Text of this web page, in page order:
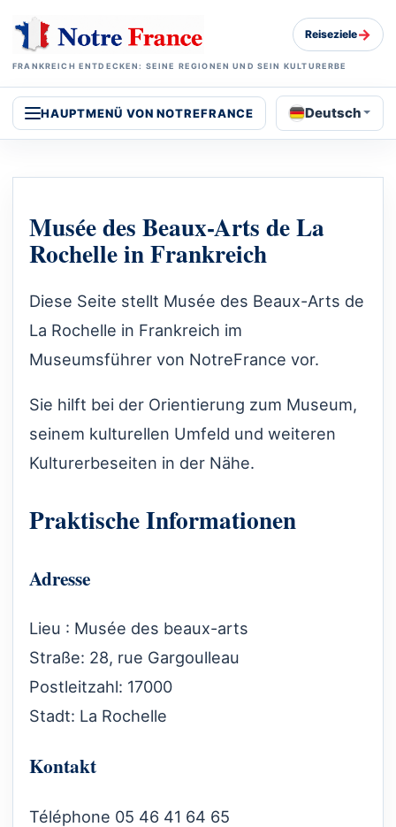
FRANKREICH ENTDECKEN: SEINE REGIONEN UND SEIN KULTURERBE
Reiseziele→
HAUPTMENÜ VON NOTREFRANCE Deutsch
Musée des Beaux-Arts de La
Rochelle in Frankreich
Diese Seite stellt Musée des Beaux-Arts de
La Rochelle in Frankreich im
Museumsführer von NotreFrance vor.
Sie hilft bei der Orientierung zum Museum,
seinem kulturellen Umfeld und weiteren
Kulturerbeseiten in der Nähe.
Praktische Informationen
Adresse
Lieu : Musée des beaux-arts
Straße: 28, rue Gargoulleau
Postleitzahl: 17000
Stadt: La Rochelle
Kontakt
Téléphone 05 46 41 64 65